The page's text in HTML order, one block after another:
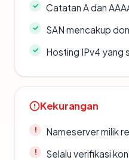
Catatan A dan
SAN mencakup
Hosting IPv4 yang
Kekurangan
Nameserver milik
Selalu verifikasi